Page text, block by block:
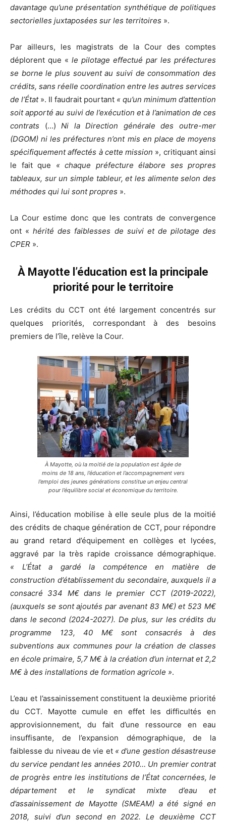
davantage qu’une présentation synthétique de politiques
sectorielles juxtaposées sur les territoires ».
Par ailleurs, les magistrats de la Cour des comptes
déplorent que « le pilotage effectué par les préfectures
se borne le plus souvent au suivi de consommation des
crédits, sans réelle coordination entre les autres services
de l’État». Il faudrait pourtant « qu’un minimum d’attention
soit apporté au suivi de l’exécution et à l’animation de ces
contrats (…)Ni la Direction générale des outre-mer
(DGOM) ni les préfectures n’ont mis en place de moyens
spécifiquement affectés à cette mission », critiquant ainsi
le fait que « chaque préfecture élabore ses propres
tableaux, sur un simple tableur, et les alimente selon des
méthodes qui lui sont propres ».
La Cour estime donc que les contrats de convergence
ont « hérité des faiblesses de suivi et de pilotage des
CPER ».
À Mayotte l’éducation est la principale
priorité pour le territoire
Les crédits du CCT ont été largement concentrés sur
quelques priorités, correspondant à des besoins
premiers de l’île, relève la Cour.
À Mayotte, où la moitié de la population est âgée de
moins de 18 ans, l’éducation et l’accompagnement vers
l’emploi des jeunes générations constitue un enjeu central
pour l’équilibre social et économique du territoire.
Ainsi, l’éducation mobilise à elle seule plus de la moitié
des crédits de chaque génération de CCT, pour répondre
au grand retard d’équipement en collèges et lycées,
aggravé par la très rapide croissance démographique.
« L’État a gardé la compétence en matière de
construction d’établissement du secondaire, auxquels il a
consacré 334 M€ dans le premier CCT (2019-2022),
(auxquels se sont ajoutés par avenant 83 M€) et 523 M€
dans le second (2024-2027). De plus, sur les crédits du
programme 123, 40 M€ sont consacrés à des
subventions aux communes pour la création de classes
en école primaire, 5,7 M€ à la création d’un internat et 2,2
M€ à des installations de formation agricole ».
L’eau et l’assainissement constituent la deuxième priorité
du CCT. Mayotte cumule en effet les difficultés en
approvisionnement, du fait d’une ressource en eau
insuffisante, de l’expansion démographique, de la
faiblesse du niveau de vie et « d’une gestion désastreuse
du service pendant les années 2010… Un premier contrat
de progrès entre les institutions de l’État concernées, le
département et le syndicat mixte d’eau et
d’assainissement de Mayotte (SMEAM) a été signé en
2018, suivi d’un second en 2022. Le deuxième CCT